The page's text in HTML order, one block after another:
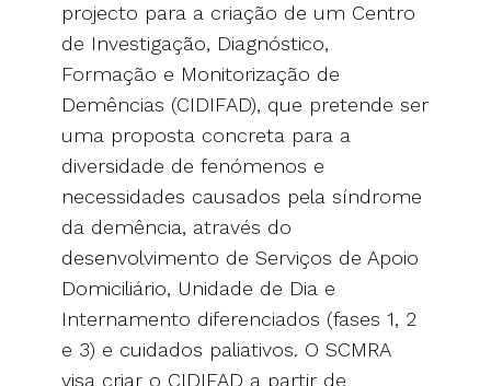
projecto para a criação de um Centro
de Investigação, Diagnóstico,
Formação e Monitorização de
Demências (CIDIFAD), que pretende ser
uma proposta concreta para a
diversidade de fenómenos e
necessidades causados pela síndrome
da demência, através do
desenvolvimento de Serviços de Apoio
Domiciliário, Unidade de Dia e
Internamento diferenciados (fases 1, 2
e 3) e cuidados paliativos. O SCMRA
visa criar o CIDIFAD a partir de